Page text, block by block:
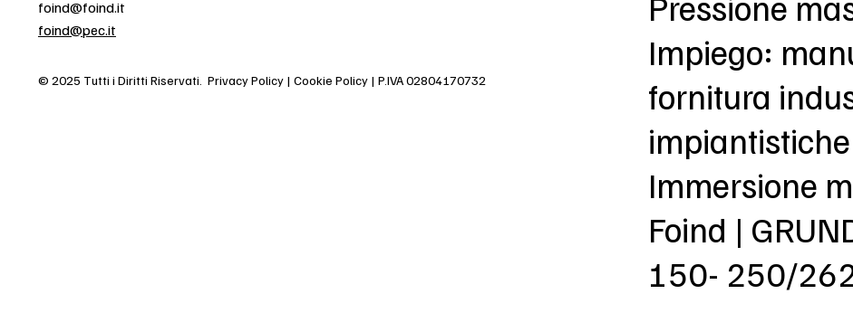
foind@foind.it
foind@pec.it
© 2025 Tutti i Diritti Riservati. Privacy Policy | Cookie Policy | P.IVA 02804170732
Impiego:
fornitura
Immersione
Foind |
150- 250/